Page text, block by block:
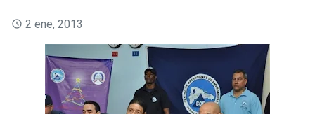
2 ene, 2013